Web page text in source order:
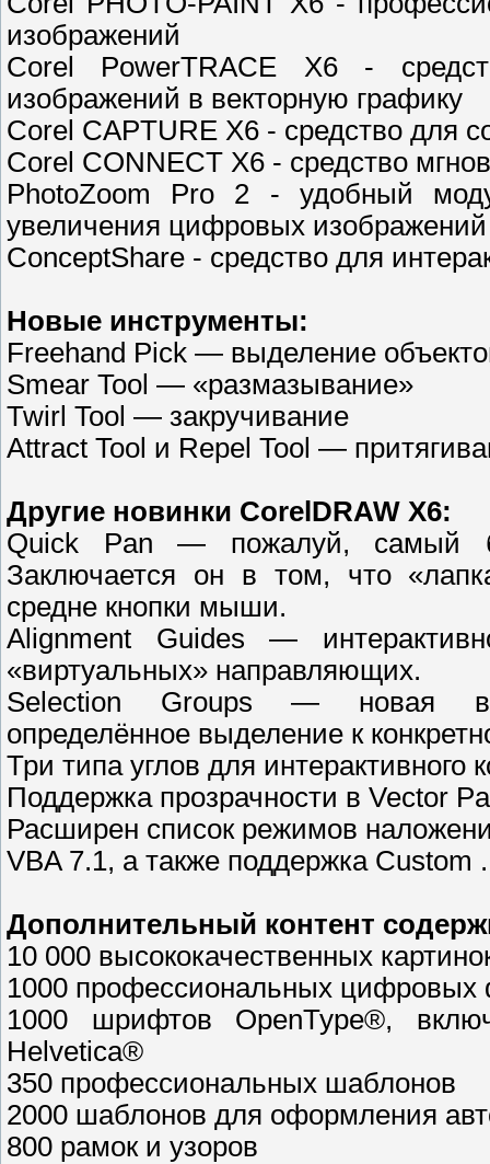
изображений
Corel PowerTRACE X6 -
изображений в векторную графику
Corel CAPTURE X6 - средство для
Corel CONNECT X6 - средство
PhotoZoom Pro 2 - удобный
увеличения цифровых изображений
ConceptShare - средство для
Новые инструменты:
Freehand Pick — выделение
Smear Tool — «размазывание»
Twirl Tool — закручивание
Attract Tool и Repel Tool —
Другие новинки CorelDRAW X6:
Quick Pan — пожалуй, самый
Заключается он в том, что
средне кнопки мыши.
Alignment Guides —
«виртуальных» направляющих.
Selection Groups — новая
определённое выделение к
Три типа углов для интерактивного
Поддержка прозрачности в Vector
Расширен список режимов
VBA 7.1, а также поддержка Custom
Дополнительный контент
10 000 высококачественных
1000 профессиональных
1000 шрифтов OpenType®,
Helvetica®
350 профессиональных шаблонов
2000 шаблонов для оформления
800 рамок и узоров